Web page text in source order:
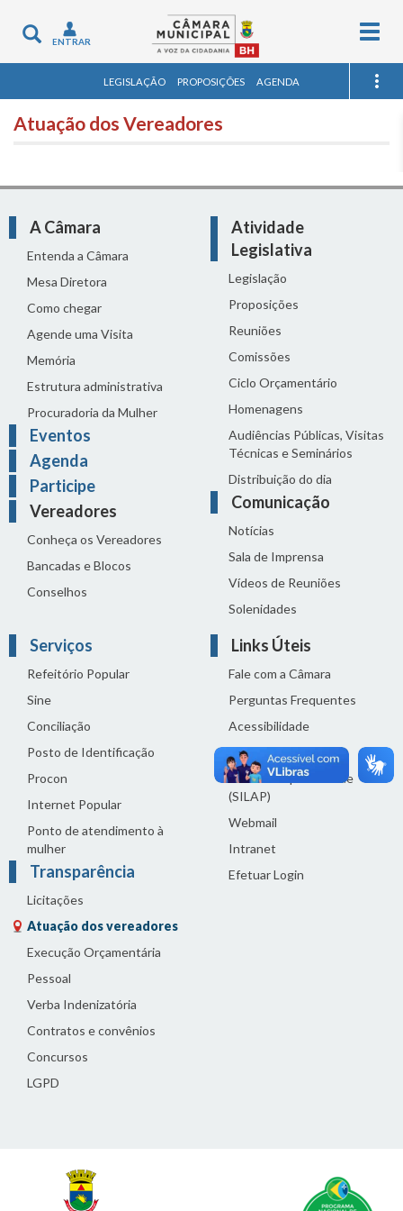
Toggle
navigation
ENTRAR
LEGISLAÇÃO PROPOSIÇÕES AGENDA
Atuação dos Vereadores
A Câmara
Entenda a Câmara
Mesa Diretora
Como chegar
Agende uma Visita
Memória
Estrutura administrativa
Procuradoria da Mulher
Eventos
Agenda
Participe
Vereadores
Conheça os Vereadores
Bancadas e Blocos
Conselhos
Atividade
Legislativa
Legislação
Proposições
Reuniões
Comissões
Ciclo Orçamentário
Homenagens
Audiências Públicas, Visitas
Técnicas e Seminários
Distribuição do dia
Comunicação
Notícias
Sala de Imprensa
Vídeos de Reuniões
Solenidades
Serviços
Refeitório Popular
Sine
Conciliação
Posto de Identificação
Procon
Internet Popular
Ponto de atendimento à
mulher
Transparência
Licitações
Atuação dos vereadores
Execução Orçamentária
Pessoal
Verba Indenizatória
Contratos e convênios
Concursos
LGPD
Links Úteis
Fale com a Câmara
Perguntas Frequentes
Acessibilidade
Termos de uso
Política de privacidade
(SILAP)
Webmail
Intranet
Efetuar Login